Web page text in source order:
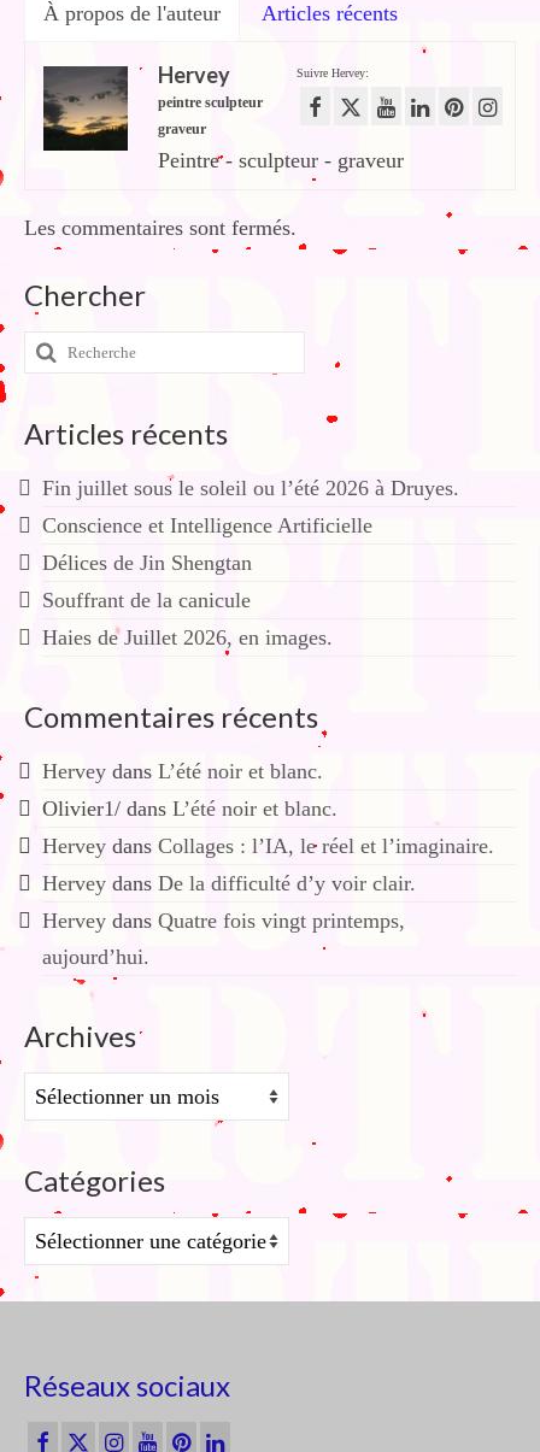
À propos de l'auteur Articles récents
Suivre Hervey:
Hervey
peintre sculpteur
graveur
Peintre - sculpteur - graveur
Les commentaires sont fermés.
Chercher
Rechercher
:
Articles récents
Fin juillet sous le soleil ou l’été 2026 à Druyes.
Conscience et Intelligence Artificielle
Délices de Jin Shengtan
Souffrant de la canicule
Haies de Juillet 2026, en images.
Commentaires récents
Hervey dans L’été noir et blanc.
Olivier1/ dans L’été noir et blanc.
Hervey dans Collages : l’IA, le réel et l’imaginaire.
Hervey dans De la difficulté d’y voir clair.
Hervey dans Quatre fois vingt printemps,
aujourd’hui.
Archives
Archives
Catégories
Catégories
Réseaux sociaux